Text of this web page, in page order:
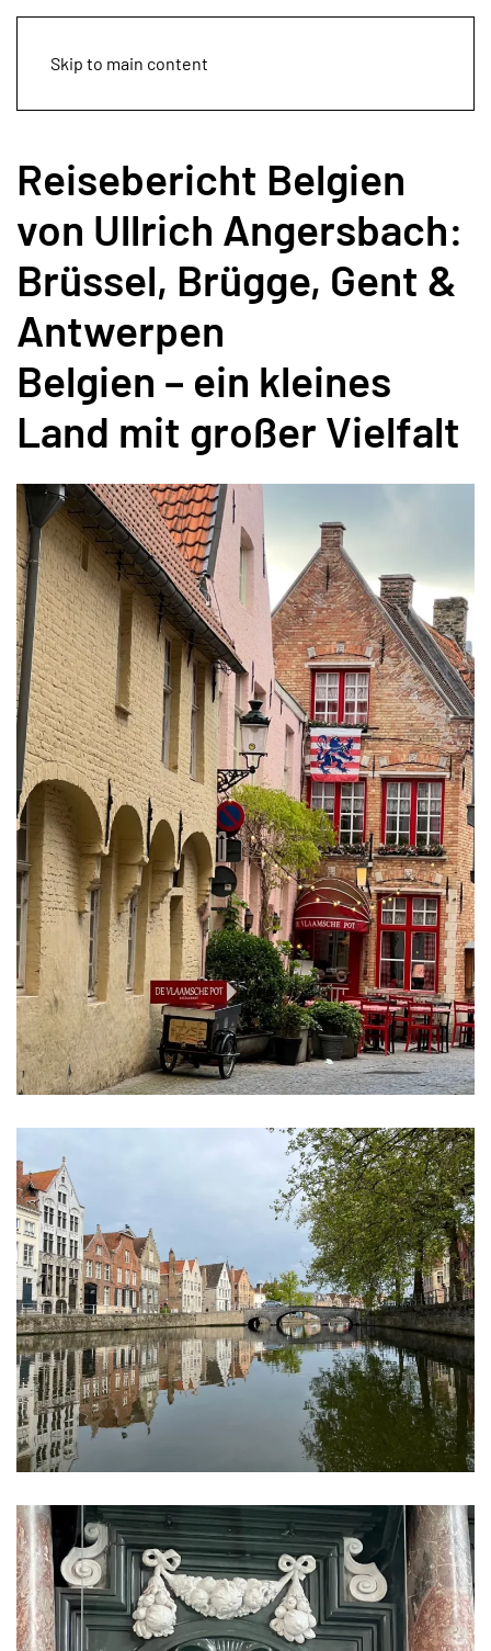
Skip to main content
ullrich-angersbach-belgien.de
Reisebericht Belgien
von Ullrich Angersbach:
Brüssel, Brügge, Gent &
Antwerpen
Belgien – ein kleines
Land mit großer Vielfalt